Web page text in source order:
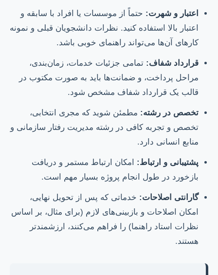
اعتبار و شهرت: حتماً از موسسات یا افراد با سابقه و
اعتبار بالا استفاده کنید. نظرات دانشجویان قبلی و نمونه
کارهای آن‌ها می‌تواند راهنمای خوبی باشد.
قرارداد شفاف: تمامی جزئیات خدمات، زمان‌بندی،
مراحل پرداخت، و ضمانت‌ها باید به صورت مکتوب در
قالب یک قرارداد شفاف مشخص شود.
تخصص در رشته: مطمئن شوید که مجری انتخابی،
تخصص و تجربه کافی در رشته مدیریت رفتار سازمانی و
منابع انسانی دارد.
پشتیبانی و ارتباط: امکان ارتباط مستمر و دریافت
بازخورد در طول انجام پروژه بسیار مهم است.
گارانتی اصلاحات: خدماتی که پس از تحویل نهایی،
امکان اصلاحات و بازبینی‌های لازم (برای مثال، بر اساس
نظرات استاد راهنما) را فراهم می‌کنند، ارزشمندتر
هستند.